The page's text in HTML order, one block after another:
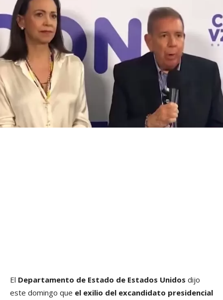
El Departamento de Estado de Estados Unidos dijo
este domingo que el exilio del excandidato presidencial